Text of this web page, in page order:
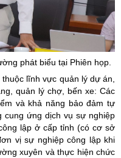
phát biểu tại Phiên họp.
lĩnh vực quản lý dự án,
quản lý chợ, bến xe: Các
và khả năng bảo đảm tự
cung ứng dịch vụ sự nghiệp
lập ở cấp tỉnh (có cơ sở
vị sự nghiệp công lập khi
xuyên và thực hiện chức